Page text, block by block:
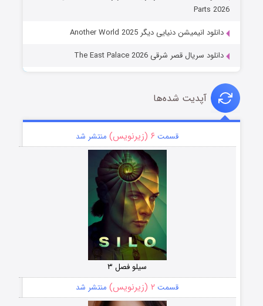
Parts 2026
دانلود انیمیشن دنیایی دیگر Another World 2025
دانلود سریال قصر شرقی The East Palace 2026
آپدیت شده‌ها
قسمت ۶ (زیرنویس) منتشر شد
سیلو فصل ۳
قسمت ۲ (زیرنویس) منتشر شد